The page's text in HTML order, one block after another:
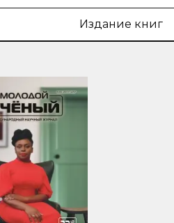
Издание книг